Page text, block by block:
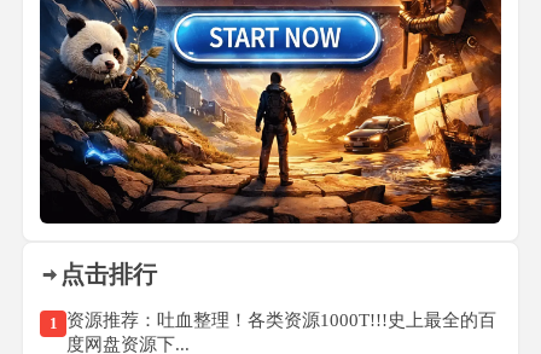
点击排行
1 资源推荐：吐血整理！各类资源1000T!!!史上最全的百
度网盘资源下...